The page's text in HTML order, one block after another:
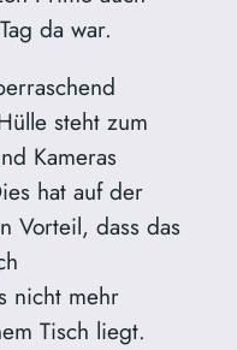
da war.
steht zum
Kameras
hat auf der
Vorteil, dass das
nicht mehr
Tisch liegt.